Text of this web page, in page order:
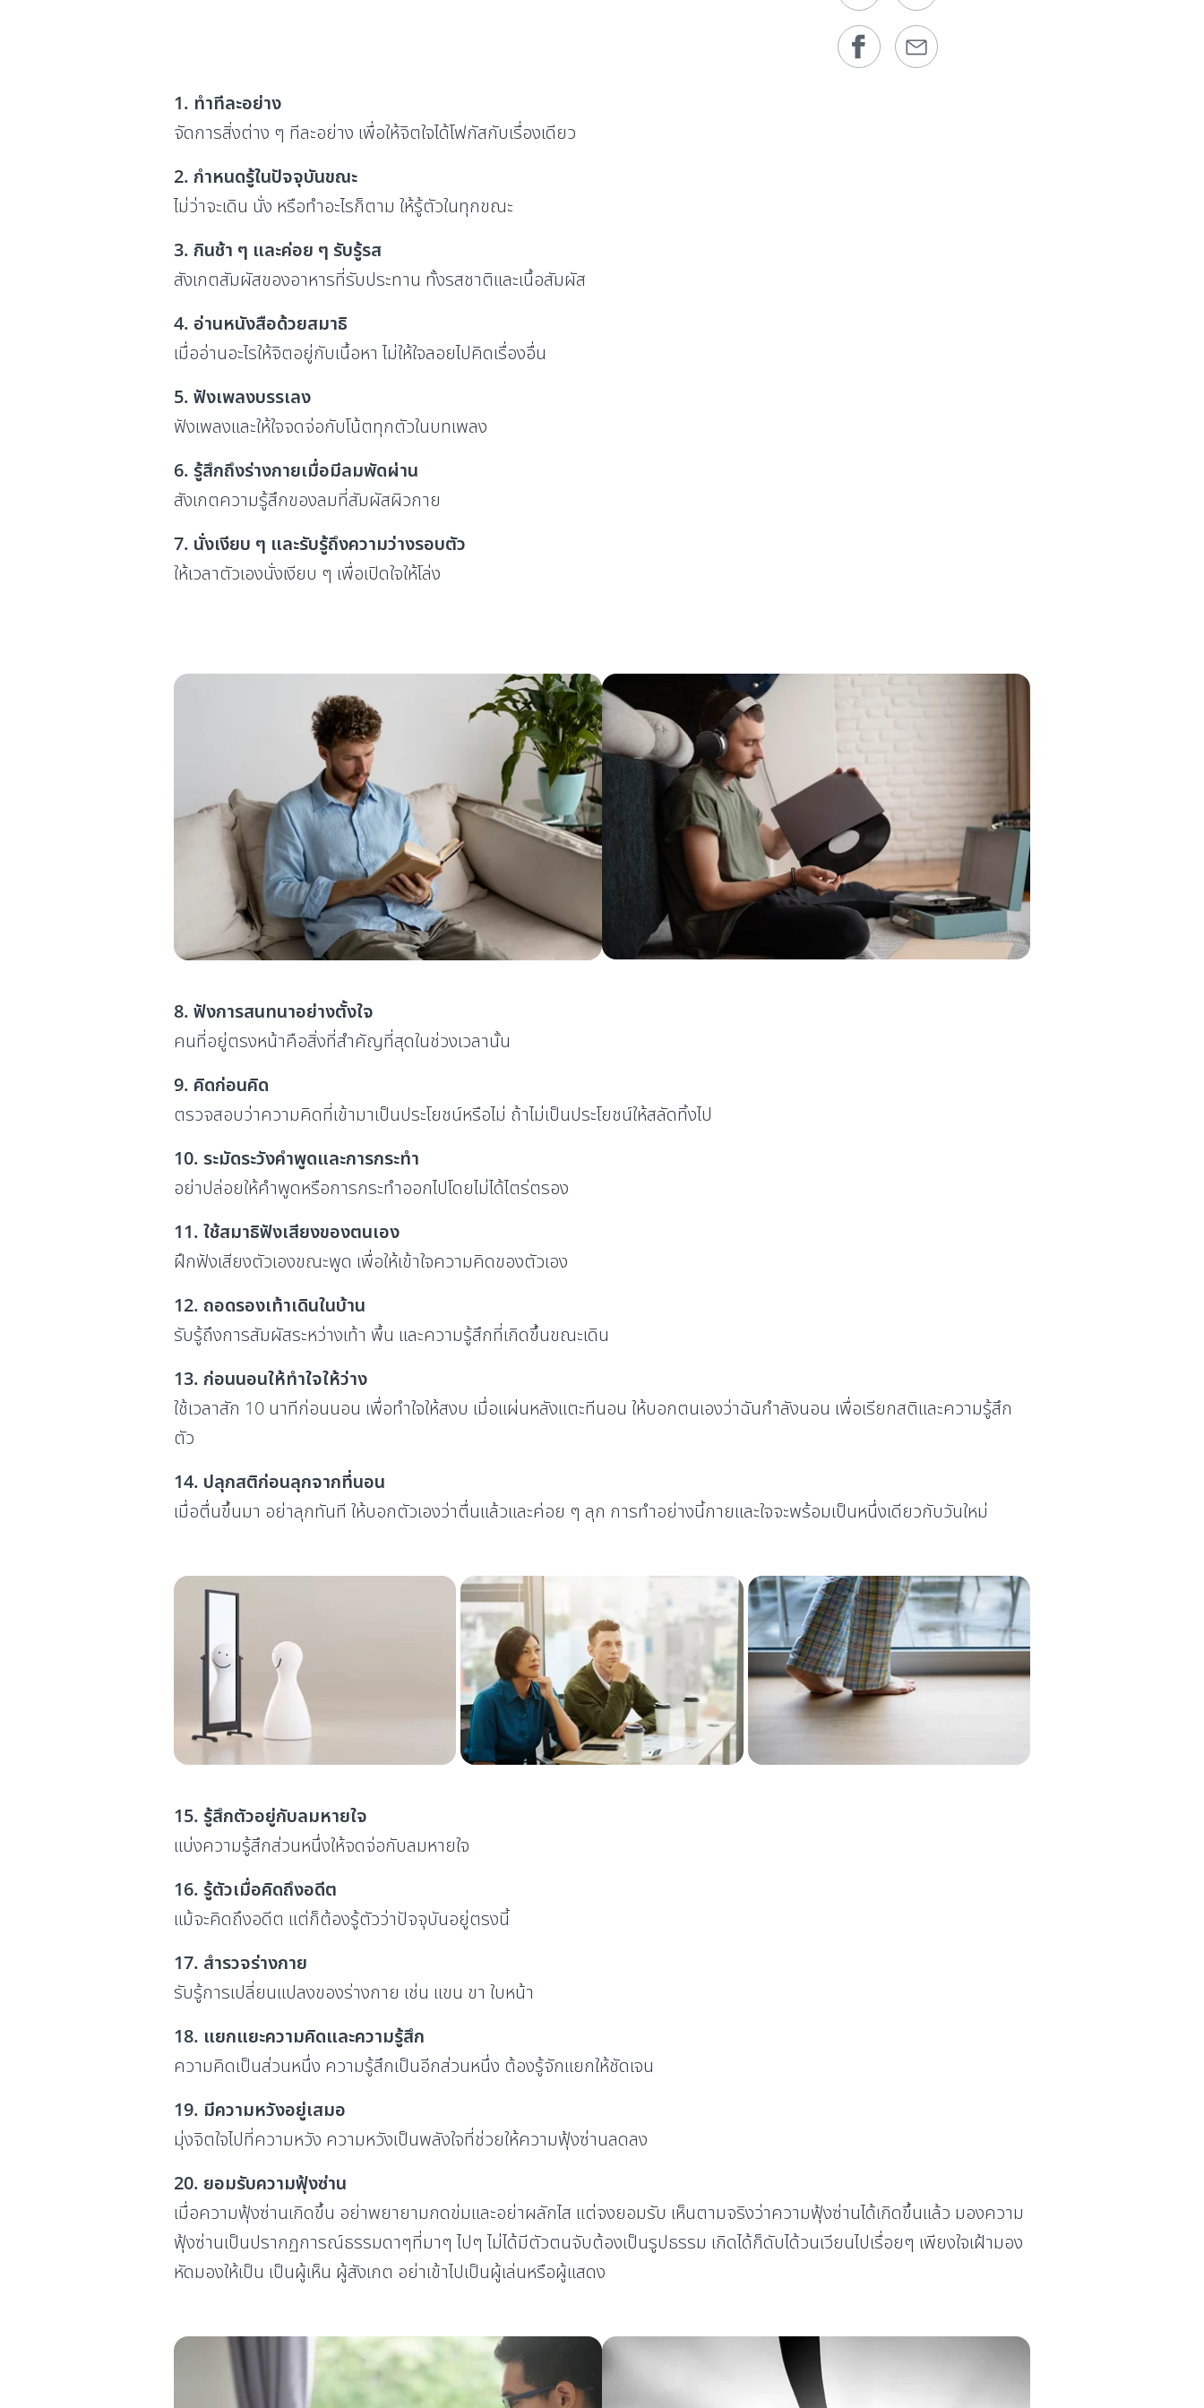
1. ทำทีละอย่าง
จัดการสิ่งต่าง ๆ ทีละอย่าง เพื่อให้จิตใจได้โฟกัสกับเรื่องเดียว
2. กำหนดรู้ในปัจจุบันขณะ
ไม่ว่าจะเดิน นั่ง หรือทำอะไรก็ตาม ให้รู้ตัวในทุกขณะ
3. กินช้า ๆ และค่อย ๆ รับรู้รส
สังเกตสัมผัสของอาหารที่รับประทาน ทั้งรสชาติและเนื้อสัมผัส
4. อ่านหนังสือด้วยสมาธิ
เมื่ออ่านอะไรให้จิตอยู่กับเนื้อหา ไม่ให้ใจลอยไปคิดเรื่องอื่น
5. ฟังเพลงบรรเลง
ฟังเพลงและให้ใจจดจ่อกับโน้ตทุกตัวในบทเพลง
6. รู้สึกถึงร่างกายเมื่อมีลมพัดผ่าน
สังเกตความรู้สึกของลมที่สัมผัสผิวกาย
7. นั่งเงียบ ๆ และรับรู้ถึงความว่างรอบตัว
ให้เวลาตัวเองนั่งเงียบ ๆ เพื่อเปิดใจให้โล่ง
8. ฟังการสนทนาอย่างตั้งใจ
คนที่อยู่ตรงหน้าคือสิ่งที่สำคัญที่สุดในช่วงเวลานั้น
9. คิดก่อนคิด
ตรวจสอบว่าความคิดที่เข้ามาเป็นประโยชน์หรือไม่ ถ้าไม่เป็นประโยชน์ให้สลัดทิ้งไป
10. ระมัดระวังคำพูดและการกระทำ
อย่าปล่อยให้คำพูดหรือการกระทำออกไปโดยไม่ได้ไตร่ตรอง
11. ใช้สมาธิฟังเสียงของตนเอง
ฝึกฟังเสียงตัวเองขณะพูด เพื่อให้เข้าใจความคิดของตัวเอง
12. ถอดรองเท้าเดินในบ้าน
รับรู้ถึงการสัมผัสระหว่างเท้า พื้น และความรู้สึกที่เกิดขึ้นขณะเดิน
13. ก่อนนอนให้ทำใจให้ว่าง
ใช้เวลาสัก 10 นาทีก่อนนอน เพื่อทำใจให้สงบ เมื่อแผ่นหลังแตะทีนอน ให้บอกตนเองว่าฉันกำลังนอน เพื่อเรียกสติและความรู้สึก
ตัว
14. ปลุกสติก่อนลุกจากที่นอน
เมื่อตื่นขึ้นมา อย่าลุกทันที ให้บอกตัวเองว่าตื่นแล้วและค่อย ๆ ลุก การทำอย่างนี้กายและใจจะพร้อมเป็นหนึ่งเดียวกับวันใหม่
15. รู้สึกตัวอยู่กับลมหายใจ
แบ่งความรู้สึกส่วนหนึ่งให้จดจ่อกับลมหายใจ
16. รู้ตัวเมื่อคิดถึงอดีต
แม้จะคิดถึงอดีต แต่ก็ต้องรู้ตัวว่าปัจจุบันอยู่ตรงนี้
17. สำรวจร่างกาย
รับรู้การเปลี่ยนแปลงของร่างกาย เช่น แขน ขา ใบหน้า
18. แยกแยะความคิดและความรู้สึก
ความคิดเป็นส่วนหนึ่ง ความรู้สึกเป็นอีกส่วนหนึ่ง ต้องรู้จักแยกให้ชัดเจน
19. มีความหวังอยู่เสมอ
มุ่งจิตใจไปที่ความหวัง ความหวังเป็นพลังใจที่ช่วยให้ความฟุ้งซ่านลดลง
20. ยอมรับความฟุ้งซ่าน
เมื่อความฟุ้งซ่านเกิดขึ้น อย่าพยายามกดข่มและอย่าผลักไส แต่จงยอมรับ เห็นตามจริงว่าความฟุ้งซ่านได้เกิดขึ้นแล้ว มองความ
ฟุ้งซ่านเป็นปรากฏการณ์ธรรมดาๆที่มาๆ ไปๆ ไม่ได้มีตัวตนจับต้องเป็นรูปธรรม เกิดได้ก็ดับได้วนเวียนไปเรื่อยๆ เพียงใจเฝ้ามอง
หัดมองให้เป็น เป็นผู้เห็น ผู้สังเกต อย่าเข้าไปเป็นผู้เล่นหรือผู้แสดง